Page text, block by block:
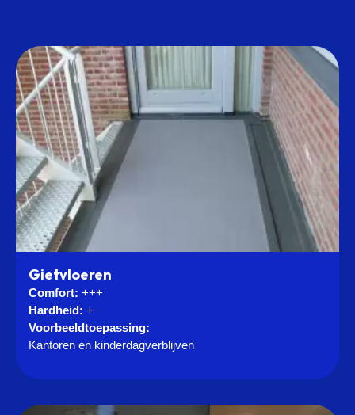
Gietvloeren
Comfort: +++
Hardheid: +
Voorbeeldtoepassing:
Kantoren en kinderdagverblijven